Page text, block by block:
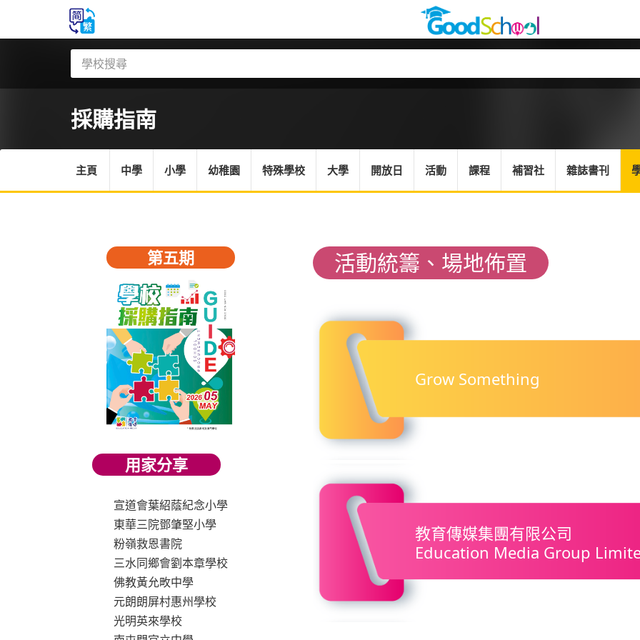
採購指南
主頁 中學 小學 幼稚園 特殊學校 大學 開放日 活動 課程 補習社 雜誌書刊
活動統籌、場地佈置
Grow Something
教育傳媒集團有限公司
Education Media Group
第五期
用家分享
宣道會葉紹蔭紀念小學
東華三院鄧肇堅小學
粉嶺救恩書院
三水同鄉會劉本章學校
佛教黃允畋中學
元朗朗屏村惠州學校
光明英來學校